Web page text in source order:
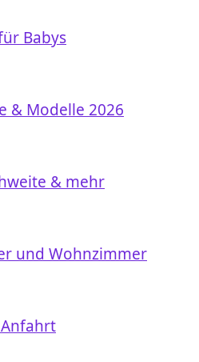
Babys
& Modelle 2026
& mehr
und Wohnzimmer